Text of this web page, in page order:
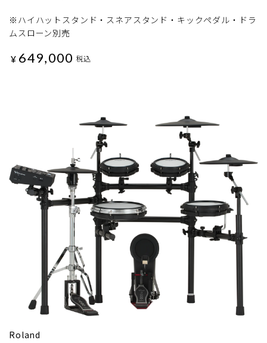
※ハイハットスタンド・スネアスタンド・キックペダル・ドラ
ムスローン別売
¥ 649,000 税込
Roland